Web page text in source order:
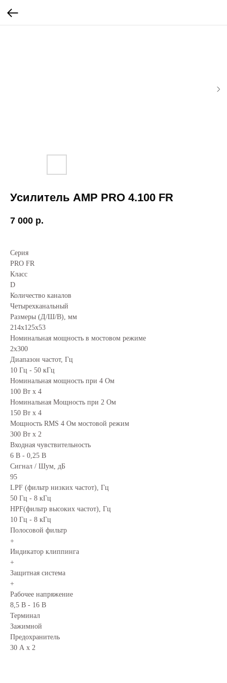
Усилитель AMP PRO 4.100 FR
7 000 р.
Серия
PRO FR
Класс
D
Количество каналов
Четырехканальный
Размеры (Д/Ш/В), мм
214х125х53
Номинальная мощность в мостовом режиме
2х300
Диапазон частот, Гц
10 Гц - 50 кГц
Номинальная мощность при 4 Ом
100 Вт х 4
Номинальная Мощность при 2 Ом
150 Вт х 4
Мощность RMS 4 Ом мостовой режим
300 Вт х 2
Входная чувствительность
6 В - 0,25 В
Сигнал / Шум, дБ
95
LPF (фильтр низких частот), Гц
50 Гц - 8 кГц
HPF(фильтр высоких частот), Гц
10 Гц - 8 кГц
Полосовой фильтр
+
Индикатор клиппинга
+
Защитная система
+
Рабочее напряжение
8,5 В - 16 В
Терминал
Зажимной
Предохранитель
30 А х 2